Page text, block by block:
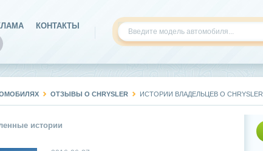
КОНТАКТЫ
ОТЗЫВЫ О CHRYSLER ИСТОРИИ ВЛАДЕЛЬЦЕВ О CHRYSLER
истории